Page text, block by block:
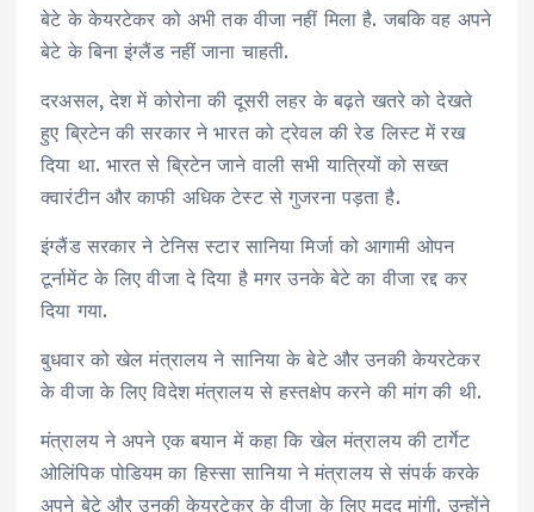
बेटे के केयरटेकर को अभी तक वीजा नहीं मिला है. जबकि वह अपने
बेटे के बिना इंग्लैंड नहीं जाना चाहती.
दरअसल, देश में कोरोना की दूसरी लहर के बढ़ते खतरे को देखते
हुए ब्रिटेन की सरकार ने भारत को ट्रेवल की रेड लिस्‍ट में रख
दिया था. भारत से ब्रिटेन जाने वाली सभी यात्रियों को सख्‍त
क्‍वारंटीन और काफी अधिक टेस्‍ट से गुजरना पड़ता है.
इंग्लैंड सरकार ने टेनिस स्टार सानिया मिर्जा को आगामी ओपन
टूर्नामेंट के लिए वीजा दे दिया है मगर उनके बेटे का वीजा रद्द कर
दिया गया.
बुधवार को खेल मंत्रालय ने सानिया के बेटे और उनकी केयरटेकर
के वीजा के लिए विदेश मंत्रालय से हस्‍तक्षेप करने की मांग की थी.
मंत्रालय ने अपने एक बयान में कहा कि खेल मंत्रालय की टार्गेट
ओलिंपिक पोडियम का हिस्‍सा सानिया ने मंत्रालय से संपर्क करके
अपने बेटे और उनकी केयरटेकर के वीजा के लिए मदद मांगी. उन्‍होंने